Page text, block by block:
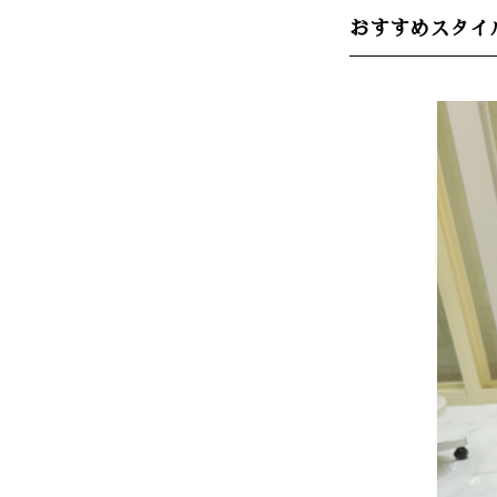
おすすめスタイ